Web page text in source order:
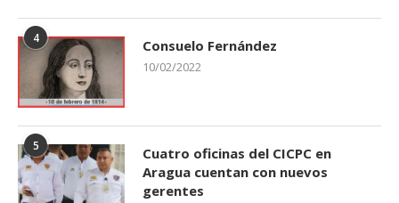
4 Consuelo Fernández
10/02/2022
5
Cuatro oficinas del CICPC en
Aragua cuentan con nuevos
gerentes